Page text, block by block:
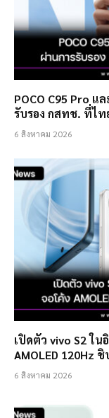
POCO C95 Pro แ
รับรอง กสทช. ที่ไท
6 สิงหาคม 2026
เปิดตัว vivo S2 ใ
AMOLED 120Hz
6 สิงหาคม 2026